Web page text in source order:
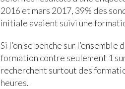
2016 et mars 2017, 39% des
initiale avaient suivi une
Si l’on se penche sur
formation contre seulement 1
recherchent surtout des
heures.